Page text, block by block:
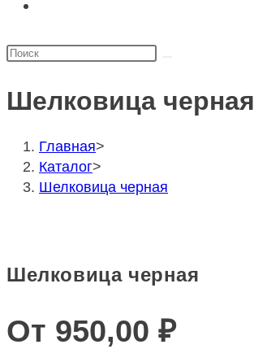
по
Поиск
сайте
Шелковица черная
Главная>
Каталог>
Шелковица черная
Шелковица черная
От 950,00 ₽